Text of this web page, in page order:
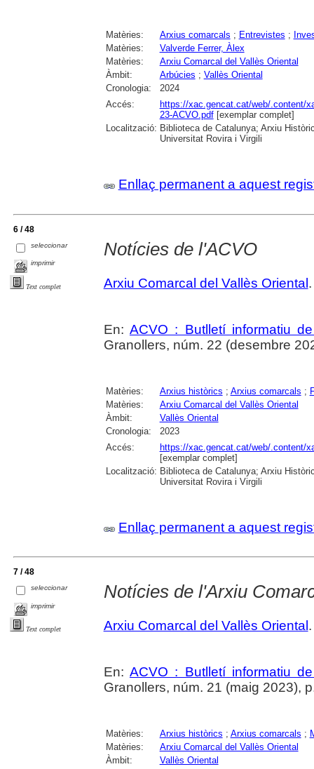
Matèries: Arxius comarcals ; Entrevistes ;
Matèries:
Valverde Ferrer, Àlex
Matèries:
Arxiu Comarcal del Vallès Oriental
Àmbit:
Arbúcies ; Vallès Oriental
Cronologia:
2024
Accés:
https://xac.gencat.cat/web/.content/
23-ACVO.pdf[exemplar complet]
Localització: Biblioteca de Catalunya; Arxiu
Universitat Rovira i Virgili
Enllaç permanent a aquest
6 / 48
seleccionar
imprimir
Text complet
Notícies de l'ACVO
Arxiu Comarcal del Vallès Oriental.
En: ACVO : Butlletí informatiu
Granollers, núm. 22 (desembre
Matèries: Arxius històrics ; Arxius comarcals ;
Matèries:
Arxiu Comarcal del Vallès Oriental
Àmbit:
Vallès Oriental
Cronologia:
2023
Accés:
https://xac.gencat.cat/web/.content/
[exemplar complet]
Localització: Biblioteca de Catalunya; Arxiu
Universitat Rovira i Virgili
Enllaç permanent a aquest
7 / 48
seleccionar
imprimir
Text complet
Notícies de l'Arxiu
Arxiu Comarcal del Vallès Oriental.
En: ACVO : Butlletí informatiu
Granollers, núm. 21 (maig 2023),
Matèries: Arxius històrics ; Arxius comarcals ;
Matèries:
Arxiu Comarcal del Vallès Oriental
Àmbit:
Vallès Oriental